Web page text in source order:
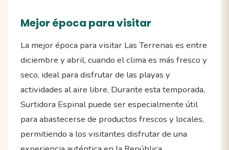
Mejor época para visitar
La mejor época para visitar Las Terrenas es entre
diciembre y abril, cuando el clima es más fresco y
seco, ideal para disfrutar de las playas y
actividades al aire libre. Durante esta temporada,
Surtidora Espinal puede ser especialmente útil
para abastecerse de productos frescos y locales,
permitiendo a los visitantes disfrutar de una